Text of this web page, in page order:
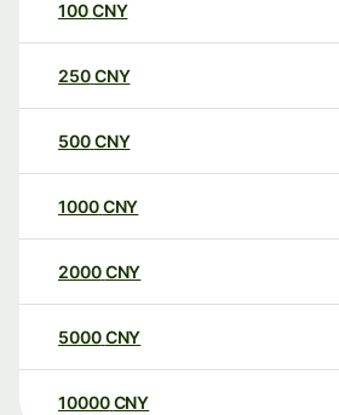
100CNY
250CNY
500CNY
1000CNY
2000CNY
5000CNY
10000 CNY